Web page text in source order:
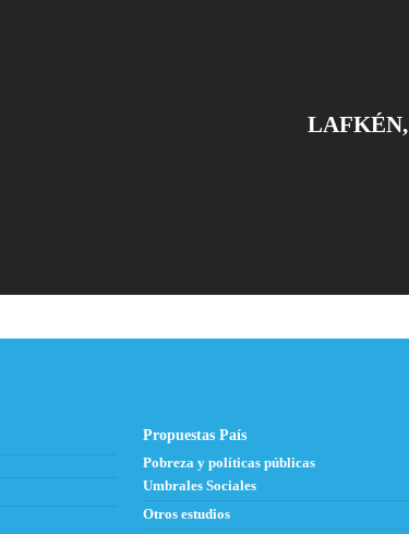
Propuestas País
Pobreza y políticas públicas
Umbrales Sociales
Otros estudios